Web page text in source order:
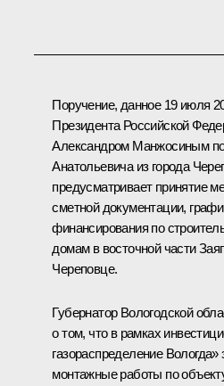
Поручение, данное 19 июля
Президента Российской
Александром Манжосиным
Анатольевича из города
предусматривает принятие
сметной документации,
финансирования по
домам в восточной части
Череповце.
Губернатор Вологодской
о том, что в рамках
газораспределение
монтажные работы по